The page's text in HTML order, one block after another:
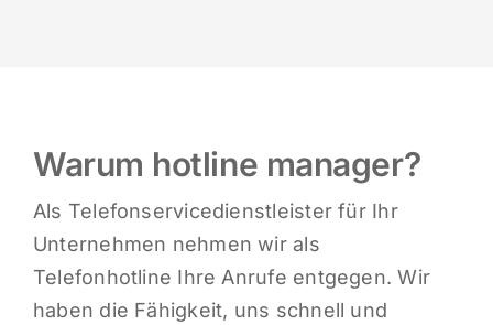
Warum hotline manager?
Als Telefonservicedienstleister für Ihr
Unternehmen nehmen wir als
Telefonhotline Ihre Anrufe entgegen. Wir
haben die Fähigkeit, uns schnell und